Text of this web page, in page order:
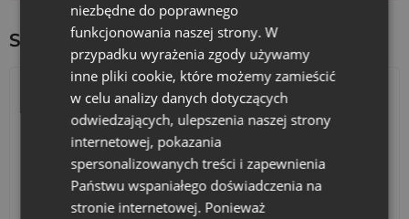
Sprawdź inne ciekawe produkty:
Kalendarze adwentowe Torby bawełniane
niezbędne do poprawnego
funkcjonowania naszej strony. W
przypadku wyrażenia zgody używamy
inne pliki cookie, które możemy zamieścić
w celu analizy danych dotyczących
odwiedzających, ulepszenia naszej strony
internetowej, pokazania
spersonalizowanych treści i zapewnienia
Państwu wspaniałego doświadczenia na
stronie internetowej. Ponieważ